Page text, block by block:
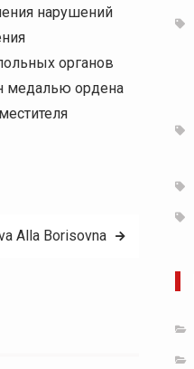
нарушений
органов
медалью ордена
Alla Borisovna